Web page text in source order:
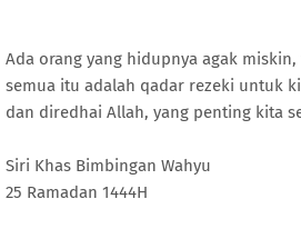
Ada orang yang hidupnya agak
semua itu adalah qadar rezeki untuk
dan diredhai Allah, yang penting kita
Siri Khas Bimbingan Wahyu
25 Ramadan 1444H